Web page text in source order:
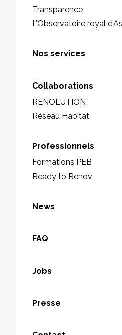
Transparence
L’Observatoire royal
Nos services
Collaborations
RENOLUTION
Réseau Habitat
Professionnels
Formations PEB
Ready to Renov
News
FAQ
Jobs
Presse